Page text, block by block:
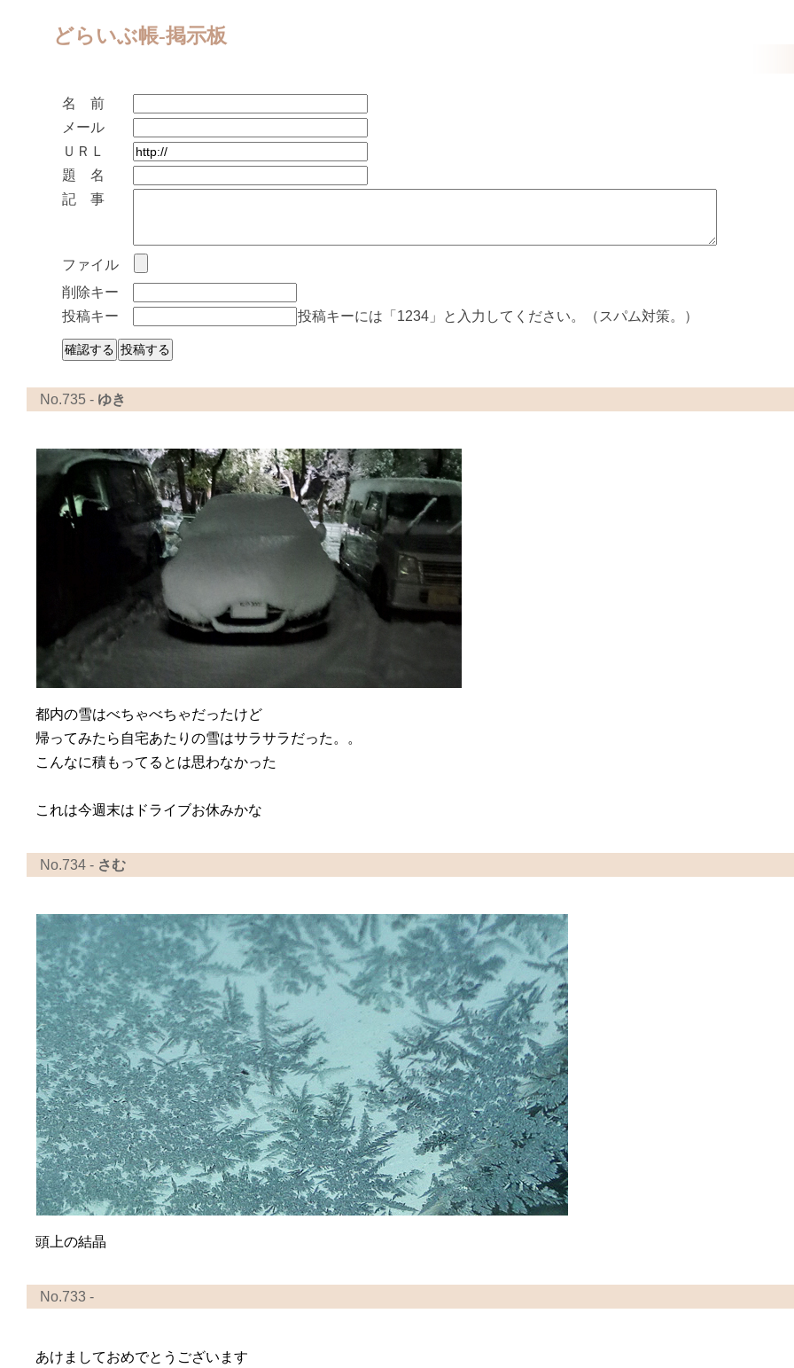
どらいぶ帳-掲示板
名 前
メール
ＵＲＬ
題 名
記 事
ファイル
削除キー
投稿キー
投稿キーには「1234」と入力してください。（スパム対策。）
No.735 - ゆき
都内の雪はべちゃべちゃだったけど
帰ってみたら自宅あたりの雪はサラサラだった。。
こんなに積もってるとは思わなかった
これは今週末はドライブお休みかな
No.734 - さむ
頭上の結晶
No.733 -
あけましておめでとうございます